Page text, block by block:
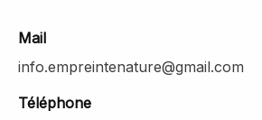
Mail
info.empreintenature@gmail.com
Téléphone